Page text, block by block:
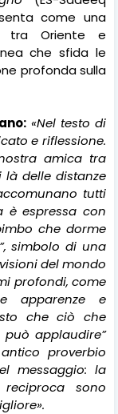
come una
tra Oriente e
che sfida le
profonda sulla
«Nel testo di
e riflessione.
amica tra
là delle distanze
tutti
è espressa con
che dorme
simbolo di una
del mondo
profondi, come
apparenze e
che ciò che
applaudire”
proverbio
messaggio: la
sono